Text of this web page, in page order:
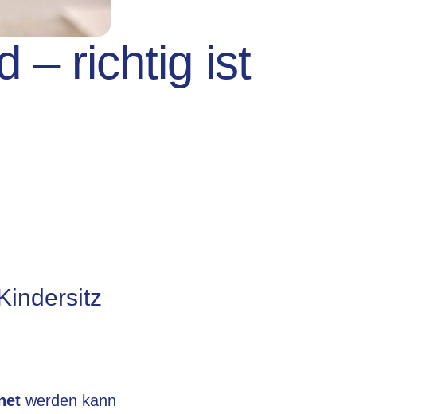
– richtig ist
werden kann